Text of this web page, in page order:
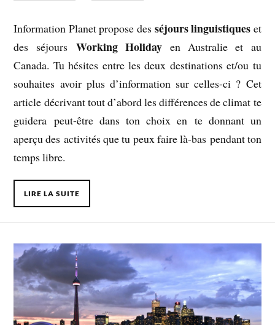
Information Planet propose des séjours linguistiques et
des séjoursWorking Holiday en Australie et au
Canada. Tu hésites entre les deux destinations et/ou tu
souhaites avoir plus d’information sur celles-ci ? Cet
article décrivant tout d’abord les différences de climat te
guidera peut-être dans ton choix en te donnant un
aperçu des activités que tu peux faire là-bas pendant ton
temps libre.
LIRE LA SUITE